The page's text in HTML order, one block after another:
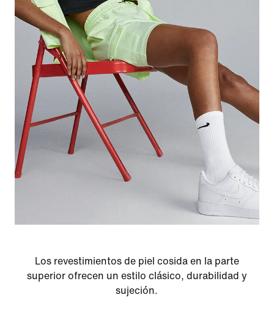
Los revestimientos de piel cosida en la parte
superior ofrecen un estilo clásico, durabilidad y
sujeción.